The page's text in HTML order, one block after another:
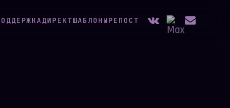
ДИРЕКТШАБЛОНЫРЕПОСТ